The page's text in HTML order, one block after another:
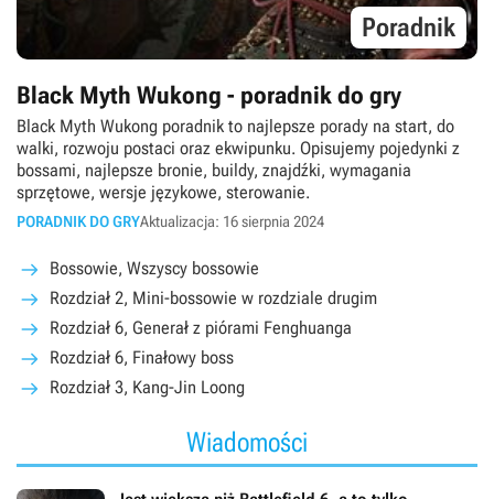
Poradnik
Black Myth Wukong - poradnik do gry
Black Myth Wukong poradnik to najlepsze porady na start, do
walki, rozwoju postaci oraz ekwipunku. Opisujemy pojedynki z
bossami, najlepsze bronie, buildy, znajdźki, wymagania
sprzętowe, wersje językowe, sterowanie.
PORADNIK DO GRYAktualizacja: 16 sierpnia 2024
Bossowie, Wszyscy bossowie
Rozdział 2, Mini-bossowie w rozdziale drugim
Rozdział 6, Generał z piórami Fenghuanga
Rozdział 6, Finałowy boss
Rozdział 3, Kang-Jin Loong
Wiadomości